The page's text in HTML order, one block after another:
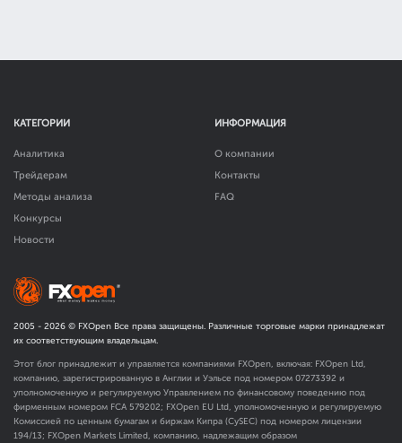
КАТЕГОРИИ
Аналитика
Трейдерам
Методы анализа
Конкурсы
Новости
ИНФОРМАЦИЯ
О компании
Контакты
FAQ
2005 - 2026 © FXOpen Все права защищены. Различные торговые марки принадлежат
их соответствующим владельцам.
Этот блог принадлежит и управляется компаниями FXOpen, включая: FXOpen Ltd,
компанию, зарегистрированную в Англии и Уэльсе под номером 07273392 и
уполномоченную и регулируемую Управлением по финансовому поведению под
фирменным номером FCA 579202; FXOpen EU Ltd, уполномоченную и регулируемую
Комиссией по ценным бумагам и биржам Кипра (CySEC) под номером лицензии
194/13; FXOpen Markets Limited, компанию, надлежащим образом